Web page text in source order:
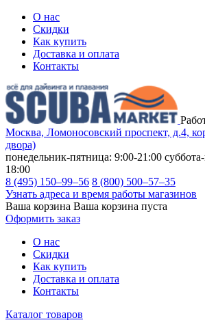
О нас
Скидки
Как купить
Доставка и оплата
Контакты
Москва, Ломоносовский проспект, д.4,
двора)
понедельник-пятница: 9:00-21:00
18:00
8 (495) 150–99–56 8 (800) 500–57–35
Узнать адреса и время работы магазинов
Ваша корзина Ваша корзина пуста
Оформить заказ
О нас
Скидки
Как купить
Доставка и оплата
Контакты
Каталог товаров